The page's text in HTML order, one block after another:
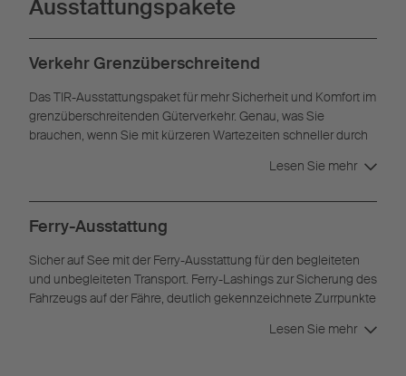
Ausstattungspakete
Verkehr Grenzüberschreitend
Das TIR-Ausstattungspaket für mehr Sicherheit und Komfort im
grenzüberschreitenden Güterverkehr. Genau, was Sie
brauchen, wenn Sie mit kürzeren Wartezeiten schneller durch
Lesen Sie mehr
Ferry-Ausstattung
Sicher auf See mit der Ferry-Ausstattung für den begleiteten
und unbegleiteten Transport. Ferry-Lashings zur Sicherung des
Fahrzeugs auf der Fähre, deutlich gekennzeichnete Zurrpunkte
Lesen Sie mehr